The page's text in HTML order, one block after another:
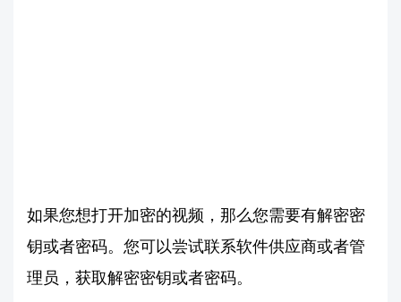
如果您想打开加密的视频，那么您需要有解密密
钥或者密码。您可以尝试联系软件供应商或者管
理员，获取解密密钥或者密码。